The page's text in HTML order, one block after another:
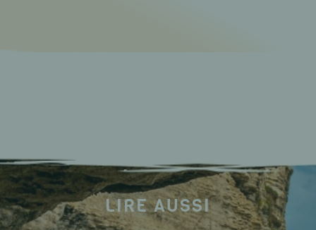
LIRE AUSSI